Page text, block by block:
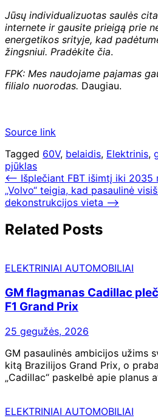
Jūsų individualizuotas saulės
internete ir gausite prieigą prie
energetikos srityje, kad
žingsniui. Pradėkite čia.
FPK: Mes naudojame pajamas
filialo nuorodas. Daugiau.
Source link
Tagged 60V, belaidis, Elektrinis,
pjūklas
Navigacija
tarp
⟵ Išplečiant FBT išimtį iki 2035
„Volvo“ teigia, kad pasaulinė
dekonstrukcijos vieta ⟶
Related Posts
ELEKTRINIAI AUTOMOBILIAI
GM flagmanas Cadillac
F1 Grand Prix
25 gegužės, 2026
GM pasaulinės ambicijos užims
kitą Brazilijos Grand Prix, o
„Cadillac“ paskelbė apie planus
ELEKTRINIAI AUTOMOBILIAI